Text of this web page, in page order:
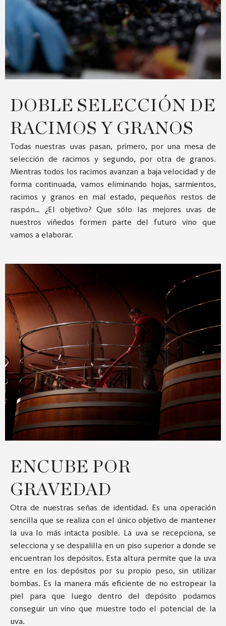
DOBLE SELECCIÓN DE
RACIMOS Y GRANOS
Todas nuestras uvas pasan, primero, por una mesa de
selección de racimos y segundo, por otra de granos.
Mientras todos los racimos avanzan a baja velocidad y de
forma continuada, vamos eliminando hojas, sarmientos,
racimos y granos en mal estado, pequeños restos de
raspón… ¿El objetivo? Que sólo las mejores uvas de
nuestros viñedos formen parte del futuro vino que
vamos a elaborar.
ENCUBE POR
GRAVEDAD
Otra de nuestras señas de identidad. Es una operación
sencilla que se realiza con el único objetivo de mantener
la uva lo más intacta posible. La uva se recepciona, se
selecciona y se despalilla en un piso superior a donde se
encuentran los depósitos. Esta altura permite que la uva
entre en los depósitos por su propio peso, sin utilizar
bombas. Es la manera más eficiente de no estropear la
piel para que luego dentro del depósito podamos
conseguir un vino que muestre todo el potencial de la
uva.